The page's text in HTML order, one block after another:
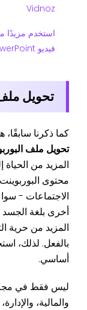
Vidnoz
استخدم مزيدًا
فيديو PowerPoint المحول
تحويل
كما ذكرنا سابقًا،
تحويل ملف
المزيد من الحياة
محتوى
الاجتماعات -
أخرى بلغة
المزيد من حرية
بالفعل. لذلك،
أساسي.
ليس فقط في
والمالية،